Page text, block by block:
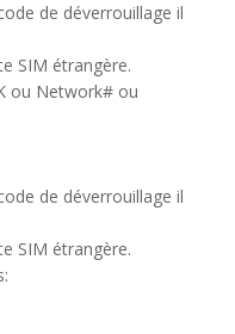
de déverrouillage il
SIM étrangère.
ou Network# ou
de déverrouillage il
SIM étrangère.